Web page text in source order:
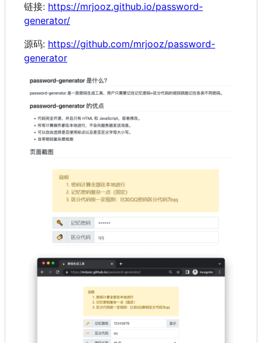
链接: https://mrjooz.github.io/password-
generator/
源码: https://github.com/mrjooz/password-
generator